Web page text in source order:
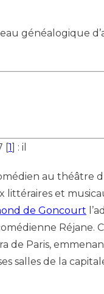
généalogique
[1] : il
au théâtre
littéraires et
de Goncourt
Réjane.
de Paris,
salles de la